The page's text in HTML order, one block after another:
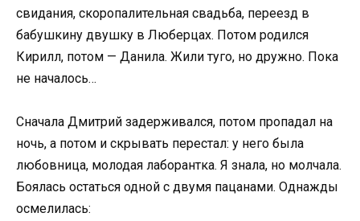
свидания, скоропалительная свадьба, переезд в
бабушкину двушку в Люберцах. Потом родился
Кирилл, потом — Данила. Жили туго, но дружно. Пока
не началось…
Сначала Дмитрий задерживался, потом пропадал на
ночь, а потом и скрывать перестал: у него была
любовница, молодая лаборантка. Я знала, но молчала.
Боялась остаться одной с двумя пацанами. Однажды
осмелилась: